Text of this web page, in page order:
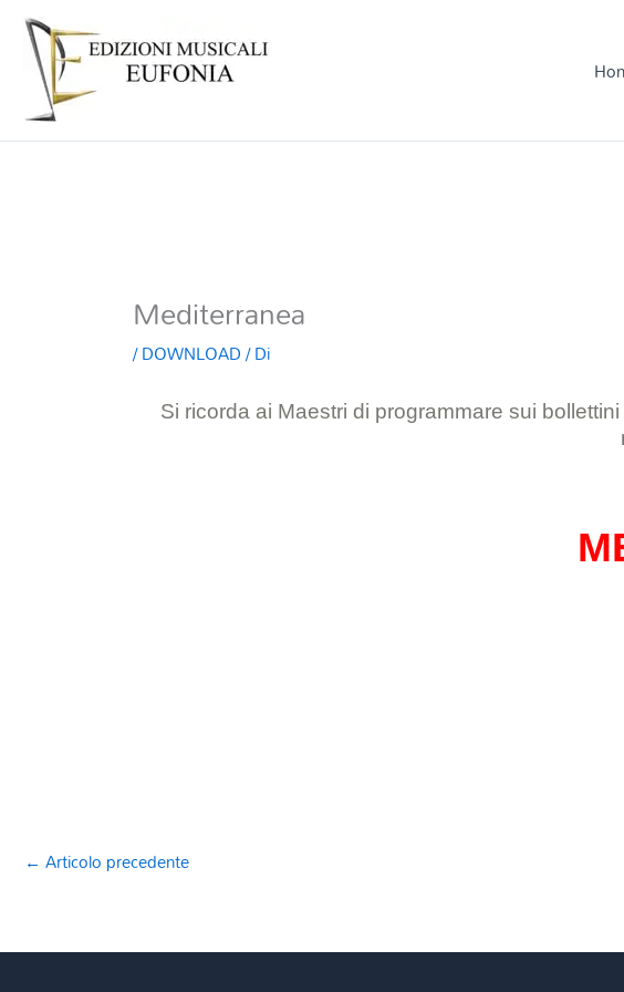
Mediterranea
/DOWNLOAD/ Di
Si ricorda ai Maestri di programmare sui
← Articolo precedente